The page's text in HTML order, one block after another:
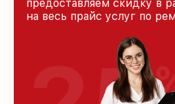
предоставляем скидку в
на весь прайс услуг по